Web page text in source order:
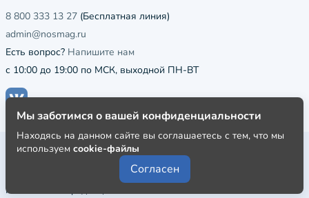
8 800 333 13 27 (Бесплатная линия)
admin@nosmag.ru
Есть вопрос? Напишите нам
с 10:00 до 19:00 по МСК, выходной ПН-ВТ
Публичная оферта
Пользовательское соглашение
Политика конфиденциальности
Мы заботимся о вашей конфиденциальности
Находясь на данном сайте вы соглашаетесь с тем, что мы
используем cookie-файлы
Согласен